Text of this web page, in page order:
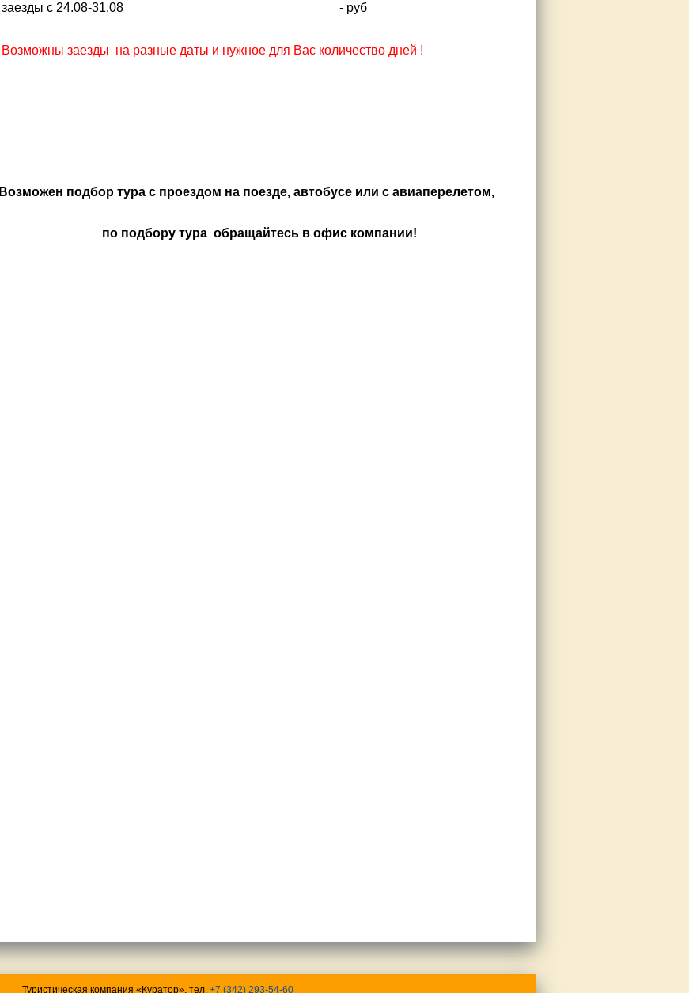
заезды с 24.08-31.08
- руб
Возможны заезды на разные даты и нужное для Вас количество дней !
Возможен подбор тура с проездом на поезде, автобусе или с авиаперелетом,
по подбору тура обращайтесь в офис компании!
Туристическая компания «Куратор», тел. +7 (342) 293-54-60